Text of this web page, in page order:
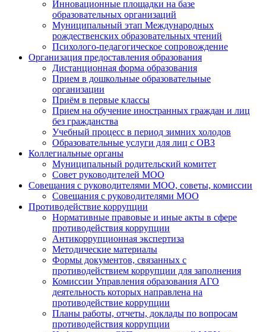
Инновационные площадки на базе
образовательных организаций
Муниципальный этап Международных
рождественских образовательных чтений
Психолого-педагогическое сопровождение
Организация предоставления образования
Дистанционная форма образования
Прием в дошкольные образовательные
организации
Приём в первые классы
Прием на обучение иностранных граждан и лиц
без гражданства
Учебный процесс в период зимних холодов
Образовательные услуги для лиц с ОВЗ
Коллегиальные органы
Муниципальный родительский комитет
Совет руководителей МОО
Совещания с руководителями МОО, советы, комиссии
Совещания с руководителями МОО
Противодействие коррупции
Нормативные правовые и иные акты в сфере
противодействия коррупции
Антикоррупционная экспертиза
Методические материалы
Формы документов, связанных с
противодействием коррупции для заполнения
Комиссии Управления образования АГО
деятельность которых направлена на
противодействие коррупции
Планы работы, отчеты, доклады по вопросам
противодействия коррупции